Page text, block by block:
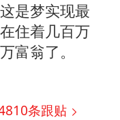
是梦实现最
住着几百万
富翁了。
条跟贴